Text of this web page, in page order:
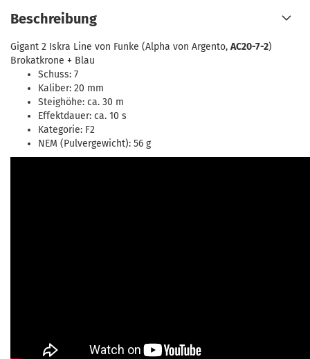
Beschreibung
Gigant 2 Iskra Line von Funke (Alpha von Argento, AC20-7-2)
Brokatkrone + Blau
Schuss: 7
Kaliber: 20 mm
Steighöhe: ca. 30 m
Effektdauer: ca. 10 s
Kategorie: F2
NEM (Pulvergewicht): 56 g